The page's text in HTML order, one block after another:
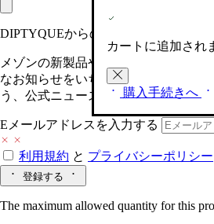
カートに追加され
購入手続きへ
DIPTYQUEからの最新情報をお届けし
メゾンの新製品や、限定イベントへ
なお知らせをいち早くお届けいたし
う、公式ニュースレターにご登録くだ
Eメールアドレスを入力する
利用規約 と プライバシーポリシー
登録する
The maximum allowed quantity for this